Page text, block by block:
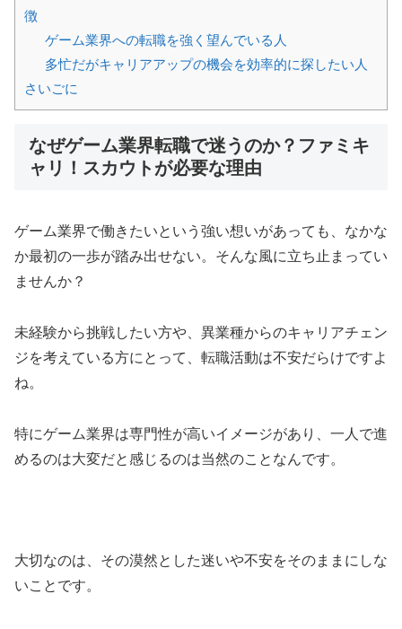
徴
ゲーム業界への転職を強く望んでいる人
多忙だがキャリアアップの機会を効率的に探したい人
さいごに
なぜゲーム業界転職で迷うのか？ファミキ
ャリ！スカウトが必要な理由
ゲーム業界で働きたいという強い想いがあっても、なかな
か最初の一歩が踏み出せない。そんな風に立ち止まってい
ませんか？
未経験から挑戦したい方や、異業種からのキャリアチェン
ジを考えている方にとって、転職活動は不安だらけですよ
ね。
特にゲーム業界は専門性が高いイメージがあり、一人で進
めるのは大変だと感じるのは当然のことなんです。
大切なのは、その漠然とした迷いや不安をそのままにしな
いことです。